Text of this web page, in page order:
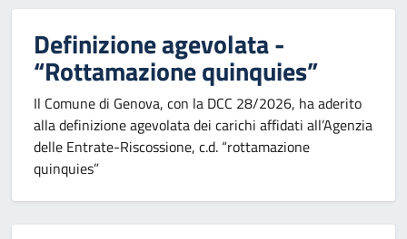
Definizione agevolata -
“Rottamazione quinquies”
Il Comune di Genova, con la DCC 28/2026, ha aderito
alla definizione agevolata dei carichi affidati all’Agenzia
delle Entrate-Riscossione, c.d. “rottamazione
quinquies”